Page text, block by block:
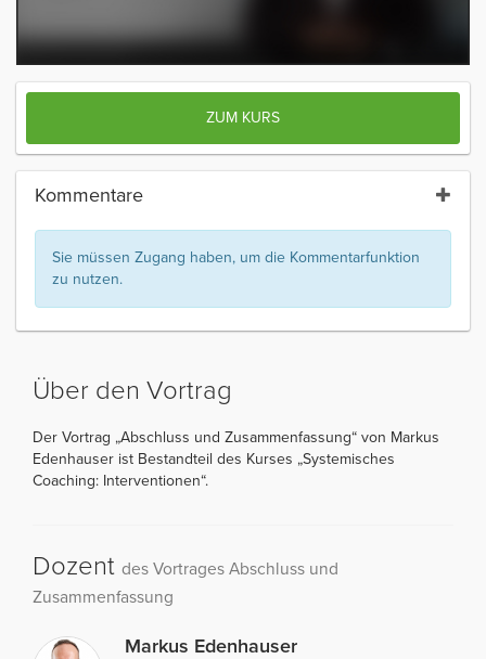
ZUM KURS
Kommentare
Sie müssen Zugang haben, um die Kommentarfunktion
zu nutzen.
Über den Vortrag
Der Vortrag „Abschluss und Zusammenfassung“ von Markus
Edenhauser ist Bestandteil des Kurses „Systemisches
Coaching: Interventionen“.
Dozent des Vortrages Abschluss und
Zusammenfassung
Markus Edenhauser